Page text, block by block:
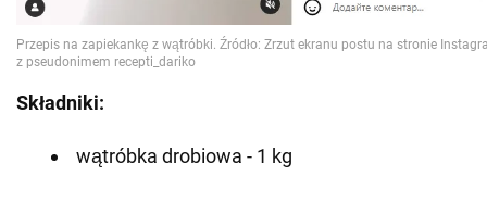
Składniki:
wątróbka drobiowa - 1 kg